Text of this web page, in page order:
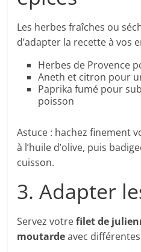
Les herbes fraîches ou
d’adapter la recette à vos
Herbes de Provence
Aneth et citron pour
Paprika fumé pour
poisson
Astuce : hachez finement
à l’huile d’olive, puis
cuisson.
3. Adapter
Servez votrefilet de
moutardeavec